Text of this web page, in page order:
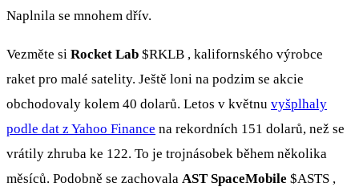
Naplnila se mnohem dřív.
Vezměte si Rocket Lab $RKLB , kalifornského výrobce
raket pro malé satelity. Ještě loni na podzim se akcie
obchodovaly kolem 40 dolarů. Letos v květnu vyšplhaly
podle dat z Yahoo Finance na rekordních 151 dolarů, než se
vrátily zhruba ke 122. To je trojnásobek během několika
měsíců. Podobně se zachovala AST SpaceMobile $ASTS ,